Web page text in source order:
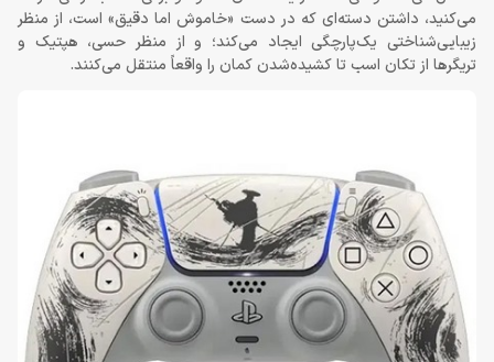
می‌کنید، داشتن دسته‌ای که در دست «خاموش اما دقیق» است، از منظر
زیبایی‌شناختی یک‌پارچگی ایجاد می‌کند؛ و از منظر حسی، هپتیک و
تریگرها از تکان اسب تا کشیده‌شدن کمان را واقعاً منتقل می‌کنند.